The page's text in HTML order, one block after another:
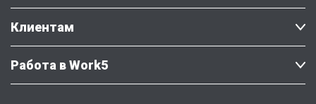
Клиентам
Работа в Work5